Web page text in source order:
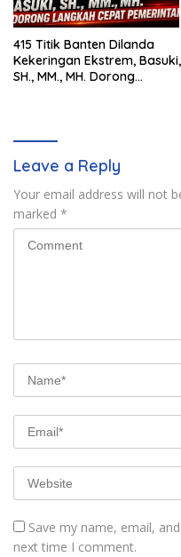
415 Titik Banten Dilanda
Kekeringan Ekstrem, Basuki,
SH., MM., MH. Dorong
Leave a Reply
Your email address will not
marked *
Save my name, email,
next time I comment.